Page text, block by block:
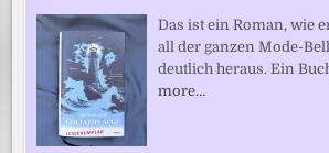
Das ist ein Roman, wie
all der ganzen Mode-
deutlich heraus. Ein
more…